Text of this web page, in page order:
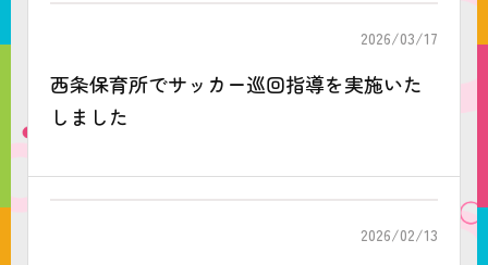
2026/03/17
西条保育所でサッカー巡回指導を実施いた
しました
2026/02/13